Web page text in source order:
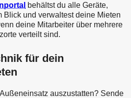
behältst du alle Geräte,
Blick und verwaltest deine Mieten
deine Mitarbeiter über mehrere
für dein
auszustatten? Sende